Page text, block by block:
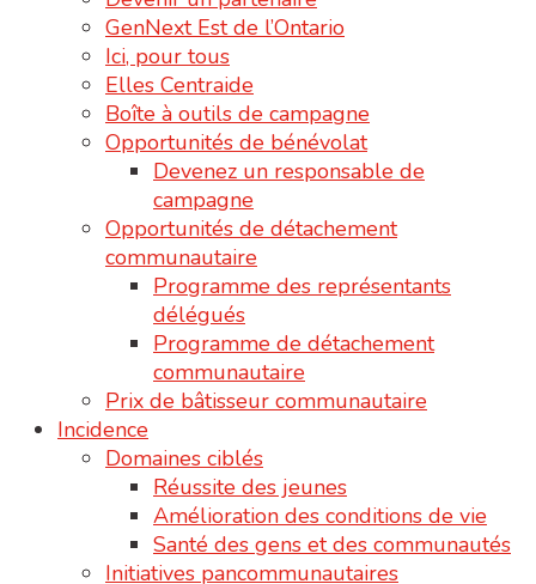
GenNext Est de l’Ontario
Ici, pour tous
Elles Centraide
Boîte à outils de campagne
Opportunités de bénévolat
Devenez un responsable de
campagne
Opportunités de détachement
communautaire
Programme des représentants
délégués
Programme de détachement
communautaire
Prix de bâtisseur communautaire
Incidence
Domaines ciblés
Réussite des jeunes
Amélioration des conditions de vie
Santé des gens et des communautés
Initiatives pancommunautaires